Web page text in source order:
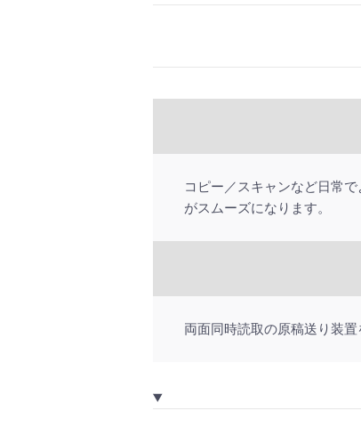
コピー／スキャンなど日常
がスムーズになります。
両面同時読取の原稿送り装